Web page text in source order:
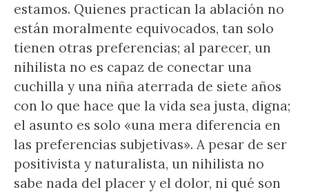
estamos. Quienes practican la ablación no
están moralmente equivocados, tan solo
tienen otras preferencias; al parecer, un
nihilista no es capaz de conectar una
cuchilla y una niña aterrada de siete años
con lo que hace que la vida sea justa, digna;
el asunto es solo «una mera diferencia en
las preferencias subjetivas». A pesar de ser
positivista y naturalista, un nihilista no
sabe nada del placer y el dolor, ni qué son